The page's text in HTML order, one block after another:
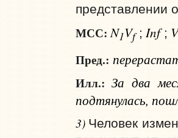
представлении
МСС: N1Vf; Inf; V
Пред.:
Илл.: За два
подтянулась,
3) Человек